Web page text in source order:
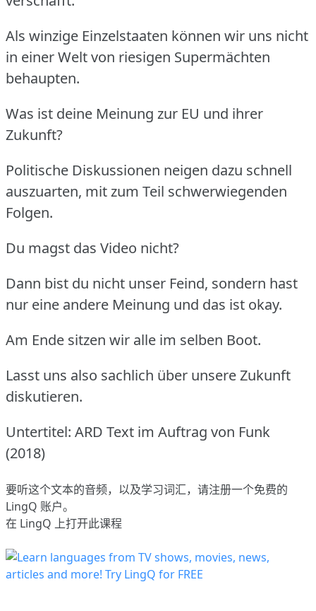
Als winzige Einzelstaaten können wir uns nicht
in einer Welt von riesigen Supermächten
behaupten.
Was ist deine Meinung zur EU und ihrer
Zukunft?
Politische Diskussionen neigen dazu schnell
auszuarten, mit zum Teil schwerwiegenden
Folgen.
Du magst das Video nicht?
Dann bist du nicht unser Feind, sondern hast
nur eine andere Meinung und das ist okay.
Am Ende sitzen wir alle im selben Boot.
Lasst uns also sachlich über unsere Zukunft
diskutieren.
Untertitel: ARD Text im Auftrag von Funk
(2018)
要听这个文本的音频，以及学习词汇，请注册一个免费的
LingQ 账户。
在 LingQ 上打开此课程